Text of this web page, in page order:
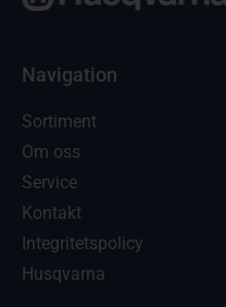
Navigation
Sortiment
Om oss
Service
Kontakt
Integritetspolicy
Husqvarna